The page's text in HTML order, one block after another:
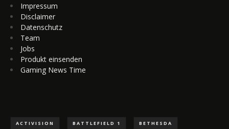
Impressum
Disclaimer
Datenschutz
Team
Jobs
Produkt einsenden
Gaming News Time
ACTIVISION BATTLEFIELD 1 BETHESDA